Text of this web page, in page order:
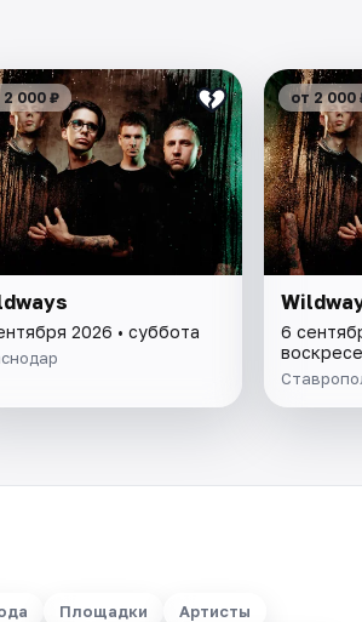
2 000 ₽
2026 • суббота
от 2 000
6
Площадки Артисты